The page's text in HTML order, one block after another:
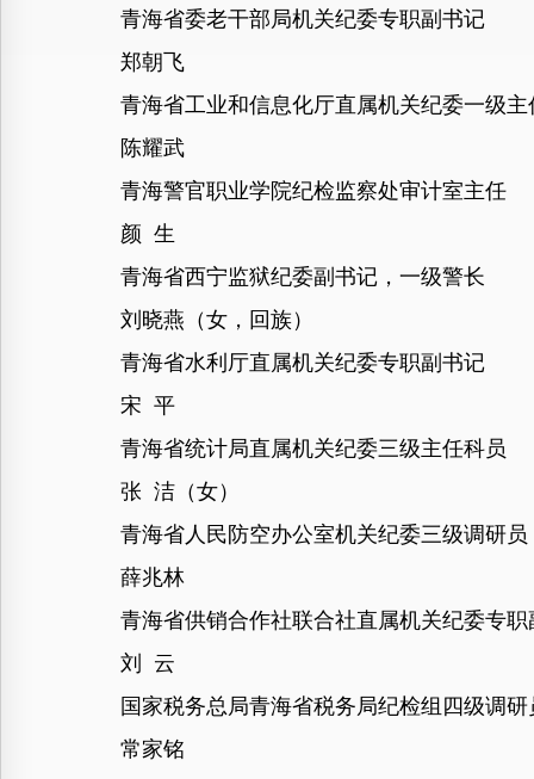
青海省委老干部局机关纪委专职副书记
郑朝飞
青海省工业和信息化厅直属机关纪委一级主
陈耀武
青海警官职业学院纪检监察处审计室主任
颜 生
青海省西宁监狱纪委副书记，一级警长
刘晓燕（女，回族）
青海省水利厅直属机关纪委专职副书记
宋 平
青海省统计局直属机关纪委三级主任科员
张 洁（女）
青海省人民防空办公室机关纪委三级调研员
薛兆林
青海省供销合作社联合社直属机关纪委专职
刘 云
国家税务总局青海省税务局纪检组四级调研
常家铭